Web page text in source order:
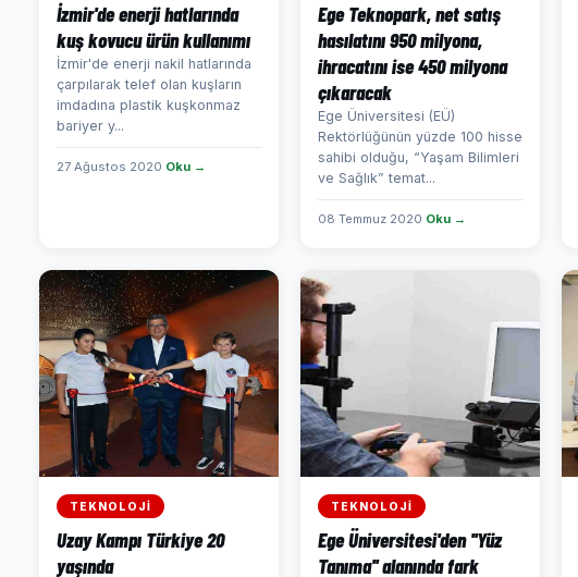
İzmir'de enerji hatlarında
kuş kovucu ürün kullanımı
İzmir'de enerji nakil hatlarında
çarpılarak telef olan kuşların
imdadına plastik kuşkonmaz
bariyer y...
27 Ağustos 2020 Oku →
Ege Teknopark, net satış
hasılatını 950 milyona,
ihracatını ise 450 milyona
çıkaracak
Ege Üniversitesi (EÜ)
Rektörlüğünün yüzde 100 hisse
sahibi olduğu, “Yaşam Bilimleri
ve Sağlık” temat...
08 Temmuz 2020 Oku →
TEKNOLOJİ
Uzay Kampı Türkiye 20
yaşında
TEKNOLOJİ
Ege Üniversitesi'den ''Yüz
Tanıma'' alanında fark